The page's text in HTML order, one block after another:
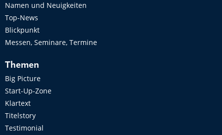
Namen und Neuigkeiten
Top-News
Blickpunkt
Messen, Seminare, Termine
Themen
Big Picture
Start-Up-Zone
Klartext
Titelstory
Testimonial